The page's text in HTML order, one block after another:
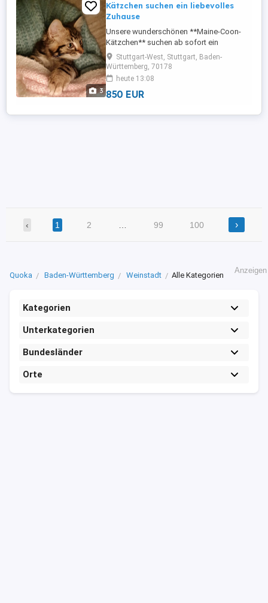
3
Kätzchen suchen ein liebevolles
Zuhause
Unsere wunderschönen **Maine-Coon-
Kätzchen** suchen ab sofort ein
liebevolles und verantwortungsbewusstes
Zuhause. Die Kleinen wachsen in einer
familiären Umgebung auf, erhalten viel
sozialisiert. Sie sind verspielt, verschmust
gewöhnt. ### ...
Stuttgart-West, Stuttgart, Baden-
Württemberg, 70178
heute 13:08
850 EUR
‹ 1 2 99 100 ›
Quoka Baden-Württemberg Weinstadt Alle Kategorien
Kategorien
Unterkategorien
Bundesländer
Orte
Anzeigen